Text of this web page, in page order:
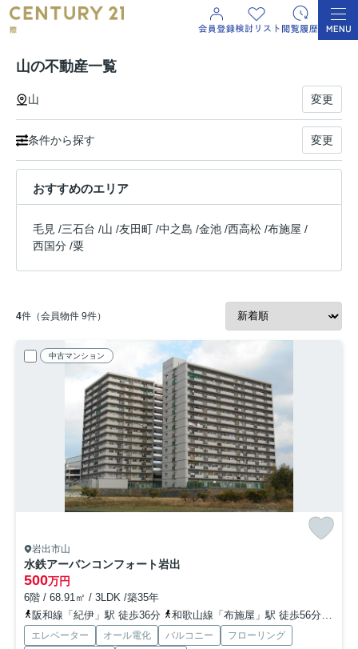
山の不動産一覧
山 変更
条件から探す 変更
おすすめのエリア
毛見 /三石台 /山 /友田町 /中之島 /金池 /西高松 /布施屋 /
西国分 /粟
4件（会員物件 9件）
中古マンション
岩出市山
水鉄アーバンコンフォート岩出
500万円
6階 / 68.91㎡ / 3LDK /築35年
阪和線「紀伊」駅 徒歩36分
和歌山線「布施屋」駅 徒歩56分
エレベーター オール電化 バルコニー
フローリング